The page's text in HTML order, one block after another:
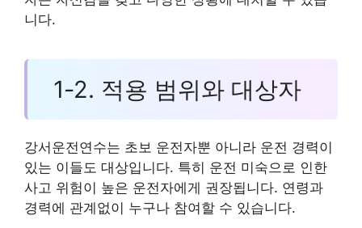
니다.
1-2. 적용 범위와 대상자
강서운전연수는 초보 운전자뿐 아니라 운전 경력이
있는 이들도 대상입니다. 특히 운전 미숙으로 인한
사고 위험이 높은 운전자에게 권장됩니다. 연령과
경력에 관계없이 누구나 참여할 수 있습니다.